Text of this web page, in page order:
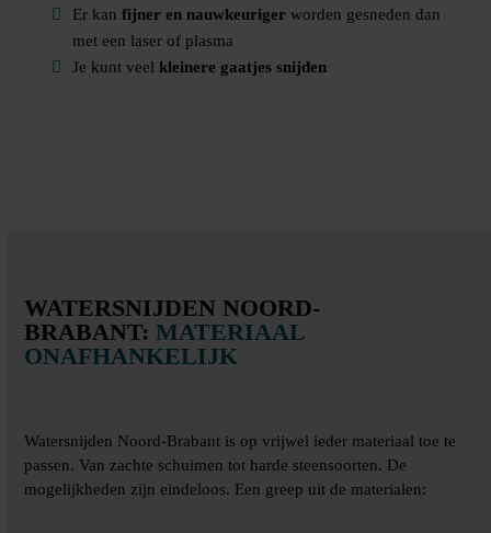
Er kanfijner en nauwkeuriger worden gesneden dan
met een laser of plasma
Je kunt veel kleinere gaatjes snijden
WATERSNIJDEN NOORD-
BRABANT: MATERIAAL
ONAFHANKELIJK
Watersnijden Noord-Brabant is op vrijwel ieder materiaal toe te
passen. Van zachte schuimen tot harde steensoorten. De
mogelijkheden zijn eindeloos. Een greep uit de materialen: